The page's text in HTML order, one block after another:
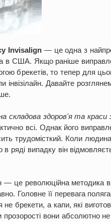
Invisalign — це одна з
в США. Якщо раніше
брекетів, то тепер для
інвізілайн. Давайте
складова здоров'я та краси
всі. Однак його
трудомісткий. Коли
ряді випадку він
— це революційна методика в
Головне її перевага
брекети, а капи, які
прозорості вони абсолютно